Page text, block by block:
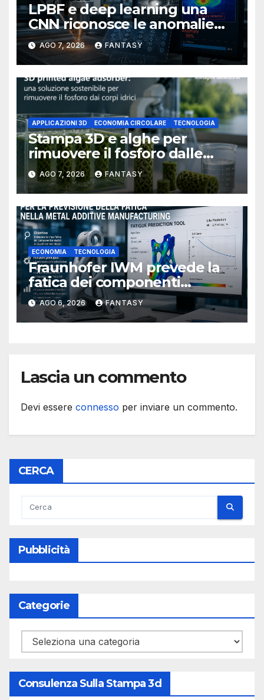
LPBF e deep learning una
CNN riconosce le anomalie
del bagno di fusione
AGO 7, 2026 FANTASY
APPLICAZIONI 3D ECONOMIA CIRCOLARE TECNOLOGIA
Stampa 3D e alghe per
rimuovere il fosforo dalle
acque il progetto della
Florida Atlantic University
AGO 7, 2026 FANTASY
ECONOMIA TECNOLOGIA
Fraunhofer IWM prevede la
fatica dei componenti
metallici stampati in 3D
AGO 6, 2026 FANTASY
Lascia un commento
Devi essere connesso per inviare un commento.
CERCA
Pubblicità
Categorie
Categorie
Consulenza Sulla Stampa 3d